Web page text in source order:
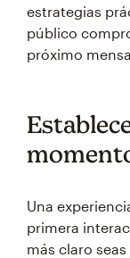
estrategias
público
próximo
Una
primera
más claro